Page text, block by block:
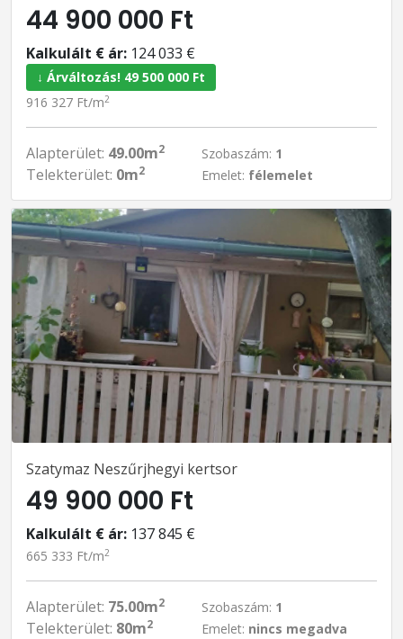
44 900 000 Ft
Kalkulált € ár: 124 033 €
↓ Árváltozás! 49 500 000 Ft
916 327 Ft/m2
Alapterület: 49.00m2
Telekterület: 0m2
Szobaszám: 1
Emelet: félemelet
Szatymaz Neszűrjhegyi kertsor
49 900 000 Ft
Kalkulált € ár: 137 845 €
665 333 Ft/m2
Alapterület: 75.00m2
Telekterület: 80m2
Szobaszám: 1
Emelet: nincs megadva